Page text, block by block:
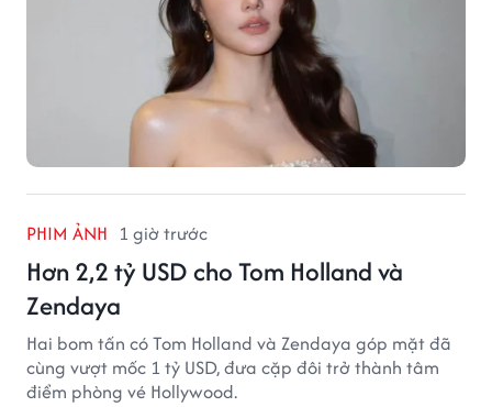
PHIM ẢNH 1 giờ trước
Hơn 2,2 tỷ USD cho Tom Holland và
Zendaya
Hai bom tấn có Tom Holland và Zendaya góp mặt đã
cùng vượt mốc 1 tỷ USD, đưa cặp đôi trở thành tâm
điểm phòng vé Hollywood.